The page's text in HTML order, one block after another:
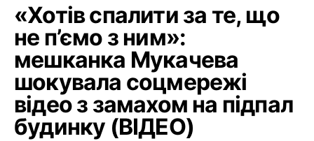
«Хотів спалити за те, що
не п’ємо з ним»:
мешканка Мукачева
шокувала соцмережі
відео з замахом на підпал
будинку (ВІДЕО)